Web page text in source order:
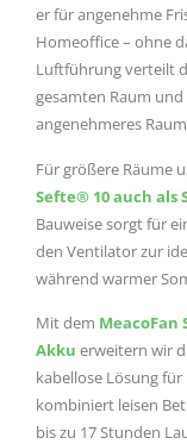
er für angenehme
Homeoffice – ohne
Luftführung verteilt
gesamten Raum
angenehmeres
Für größere Räume
Sefte® 10 auch
Bauweise sorgt für
den Ventilator zur
während warmer
Mit dem
Akku erweitern wir
kabellose Lösung
kombiniert leisen
bis zu 17 Stunden